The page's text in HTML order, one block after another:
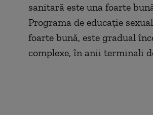
sanitară este una foarte
Programa de educaţie
foarte bună, este gradual
complexe, în anii terminali